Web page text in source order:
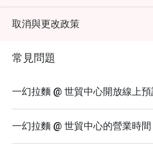
3. 此優惠只限堂食 不適用於
4. 此優惠不可兌換現金或其他
5. 加一服務費以原價計算
7. 特別需求及坐位安排均視乎
9. 如訂座須使用優惠券 必須
取消與更改政策
常見問題
一幻拉麵 @ 世貿中心開放線上預
一幻拉麵 @ 世貿中心的營業時間